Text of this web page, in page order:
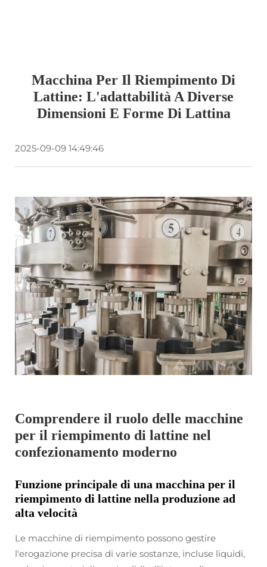
Macchina Per Il Riempimento Di
Lattine: L'adattabilità A Diverse
Dimensioni E Forme Di Lattina
2025-09-09 14:49:46
Comprendere il ruolo delle macchine
per il riempimento di lattine nel
confezionamento moderno
Funzione principale di una macchina per il
riempimento di lattine nella produzione ad
alta velocità
Le macchine di riempimento possono gestire
l'erogazione precisa di varie sostanze, incluse liquidi,